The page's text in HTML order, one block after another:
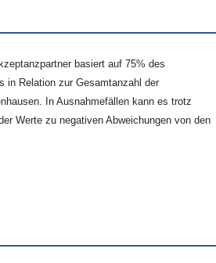
basiert auf 75% des
in Relation zur Gesamtanzahl der
In Ausnahmefällen kann es trotz
Werte zu negativen Abweichungen von den